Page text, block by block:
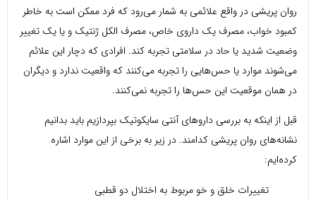
روان پریشی در واقع علائمی به شمار می‌رود که فرد ممکن است به خاطر
کمبود خواب، مصرف یک داروی خاص، مصرف الکل ژنتیک و یا یک تغییر
وضعیت شدید یا حاد در سلامتی تجربه کند. افرادی که دچار این علائم
می‌شوند موارد یا حس‌هایی را تجربه می‌کنند که واقعیت ندارد و دیگران
در همان موقعیت این حس‌ها را تجربه نمی‌کنند.
قبل از اینکه به بررسی داروهای آنتی سایکوتیک بپردازیم باید بدانیم
نشانه‌های روان پریشی کدامند. در زیر به برخی از این موارد اشاره
کرده‌ایم:
تغییرات خلق و خو مربوط به اختلال دو قطبی